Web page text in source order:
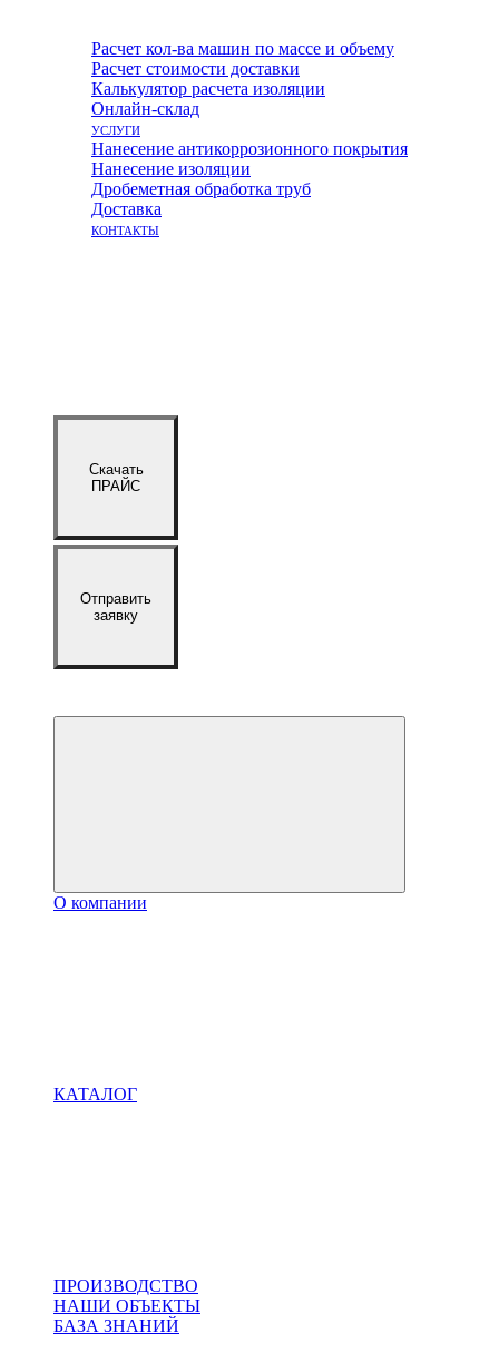
Расчет кол-ва машин по массе и объему
Расчет стоимости доставки
Калькулятор расчета изоляции
Онлайн-склад
УСЛУГИ
Нанесение антикоррозионного покрытия
Нанесение изоляции
Дробеметная обработка труб
Доставка
КОНТАКТЫ
Скачать
ПРАЙС
Отправить
заявку
О компании
КАТАЛОГ
ПРОИЗВОДСТВО
НАШИ ОБЪЕКТЫ
БАЗА ЗНАНИЙ